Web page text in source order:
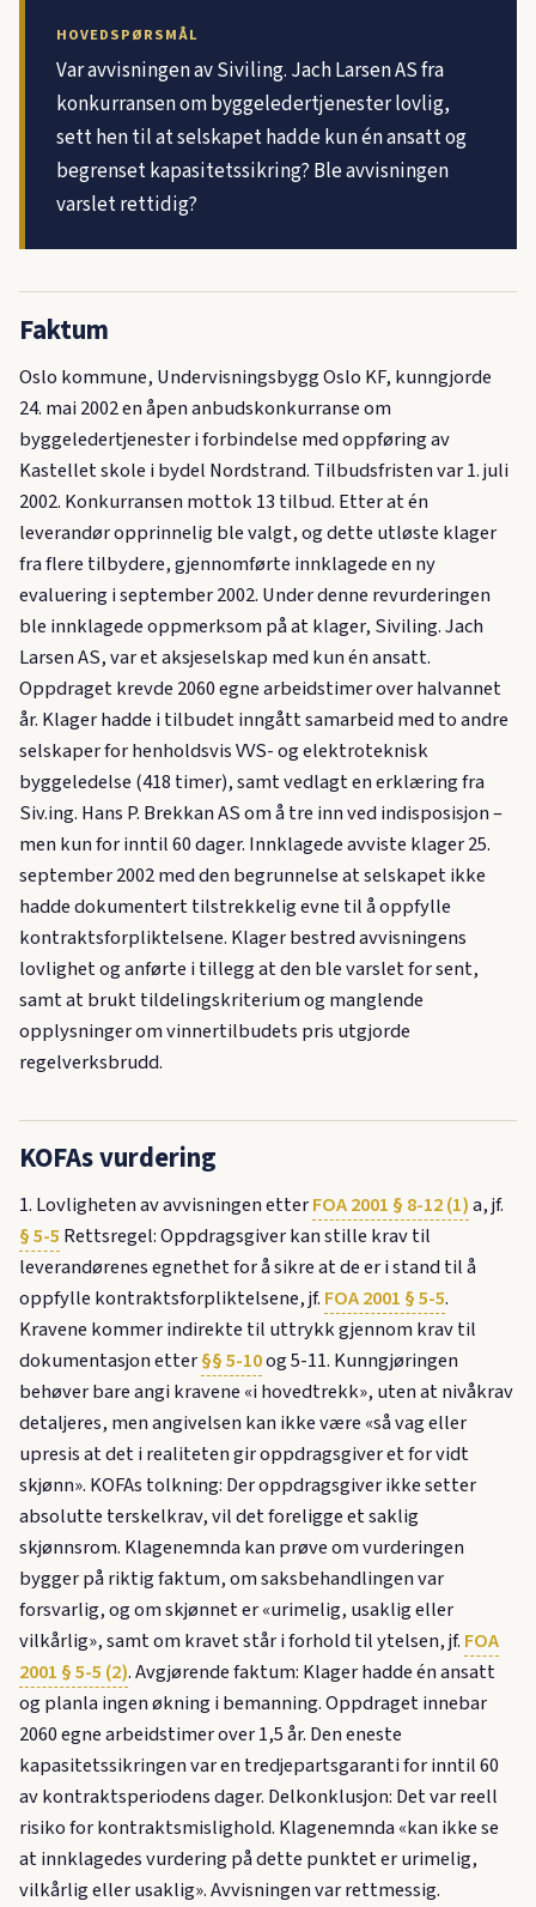
HOVEDSPØRSMÅL
Var avvisningen av Siviling. Jach Larsen AS fra
konkurransen om byggeledertjenester lovlig,
sett hen til at selskapet hadde kun én ansatt og
begrenset kapasitetssikring? Ble avvisningen
varslet rettidig?
Faktum
Oslo kommune, Undervisningsbygg Oslo KF, kunngjorde
24. mai 2002 en åpen anbudskonkurranse om
byggeledertjenester i forbindelse med oppføring av
Kastellet skole i bydel Nordstrand. Tilbudsfristen var 1. juli
2002. Konkurransen mottok 13 tilbud. Etter at én
leverandør opprinnelig ble valgt, og dette utløste klager
fra flere tilbydere, gjennomførte innklagede en ny
evaluering i september 2002. Under denne revurderingen
ble innklagede oppmerksom på at klager, Siviling. Jach
Larsen AS, var et aksjeselskap med kun én ansatt.
Oppdraget krevde 2060 egne arbeidstimer over halvannet
år. Klager hadde i tilbudet inngått samarbeid med to andre
selskaper for henholdsvis VVS- og elektroteknisk
byggeledelse (418 timer), samt vedlagt en erklæring fra
Siv.ing. Hans P. Brekkan AS om å tre inn ved indisposisjon –
men kun for inntil 60 dager. Innklagede avviste klager 25.
september 2002 med den begrunnelse at selskapet ikke
hadde dokumentert tilstrekkelig evne til å oppfylle
kontraktsforpliktelsene. Klager bestred avvisningens
lovlighet og anførte i tillegg at den ble varslet for sent,
samt at brukt tildelingskriterium og manglende
opplysninger om vinnertilbudets pris utgjorde
regelverksbrudd.
KOFAs vurdering
1. Lovligheten av avvisningen etterFOA 2001 § 8-12 (1)a, jf.
§ 5-5 Rettsregel: Oppdragsgiver kan stille krav til
leverandørenes egnethet for å sikre at de er i stand til å
oppfylle kontraktsforpliktelsene, jf. FOA 2001 § 5-5.
Kravene kommer indirekte til uttrykk gjennom krav til
dokumentasjon etter§§ 5-10og 5-11. Kunngjøringen
behøver bare angi kravene «i hovedtrekk», uten at nivåkrav
detaljeres, men angivelsen kan ikke være «så vag eller
upresis at det i realiteten gir oppdragsgiver et for vidt
skjønn». KOFAs tolkning: Der oppdragsgiver ikke setter
absolutte terskelkrav, vil det foreligge et saklig
skjønnsrom. Klagenemnda kan prøve om vurderingen
bygger på riktig faktum, om saksbehandlingen var
forsvarlig, og om skjønnet er «urimelig, usaklig eller
vilkårlig», samt om kravet står i forhold til ytelsen, jf. FOA
2001 § 5-5 (2). Avgjørende faktum: Klager hadde én ansatt
og planla ingen økning i bemanning. Oppdraget innebar
2060 egne arbeidstimer over 1,5 år. Den eneste
kapasitetssikringen var en tredjepartsgaranti for inntil 60
av kontraktsperiodens dager. Delkonklusjon: Det var reell
risiko for kontraktsmislighold. Klagenemnda «kan ikke se
at innklagedes vurdering på dette punktet er urimelig,
vilkårlig eller usaklig». Avvisningen var rettmessig.